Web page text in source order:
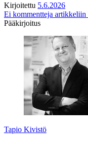
Kirjoitettu 5.6.2026
Ei kommentteja artikkeliin
Pääkirjoitus
Tapio Kivistö